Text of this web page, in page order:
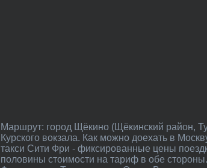
Маршрут: город Щёкино (Щёкинский район, Тульская область) - от Москвы где-то 185 км. Как добраться в Щёкино: поездом с
Курского вокзала. Как можно доехать в
такси Сити Фри - фиксированные цены
половины стоимости на тариф в обе